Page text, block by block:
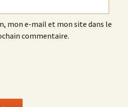
mon e-mail et mon site dans le
commentaire.